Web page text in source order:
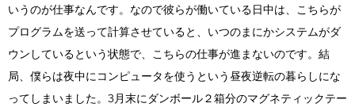
いうのが仕事なんです。なので彼らが働いている日中は、こちらが
プログラムを送って計算させていると、いつのまにかシステムがダ
ウンしているという状態で、こちらの仕事が進まないのです。結
局、僕らは夜中にコンピュータを使うという昼夜逆転の暮らしにな
ってしまいました。3月末にダンボール２箱分のマグネティックテー